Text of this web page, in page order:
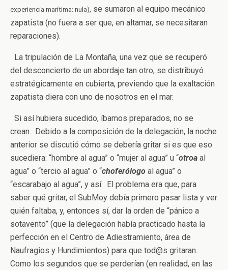
experiencia marítima: nula), se sumaron al equipo mecánico
zapatista (no fuera a ser que, en altamar, se necesitaran
reparaciones).
La tripulación de La Montaña, una vez que se recuperó
del desconcierto de un abordaje tan otro, se distribuyó
estratégicamente en cubierta, previendo que la exaltación
zapatista diera con uno de nosotros en el mar.
Si así hubiera sucedido, íbamos preparados, no se
crean. Debido a la composición de la delegación, la noche
anterior se discutió cómo se debería gritar si es que eso
sucediera: “hombre al agua” o “mujer al agua” u “otroa al
agua” o “tercio al agua” o “choferólogo al agua” o
“escarabajo al agua”, y así. El problema era que, para
saber qué gritar, el SubMoy debía primero pasar lista y ver
quién faltaba, y, entonces sí, dar la orden de “pánico a
sotavento” (que la delegación había practicado hasta la
perfección en el Centro de Adiestramiento, área de
Naufragios y Hundimientos) para que tod@s gritaran.
Como los segundos que se perderían (en realidad, en las